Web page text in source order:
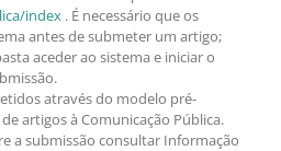
index . É necessário que os
antes de submeter um artigo;
aceder ao sistema e iniciar o
através do modelo pré-
artigos à Comunicação Pública.
a submissão consultar Informação